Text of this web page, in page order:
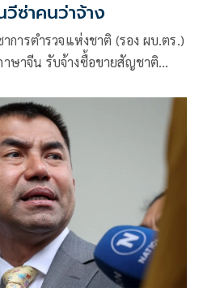
ซ่าคนว่าจ้าง
ารตำรวจแห่งชาติ (รอง ผบ.ตร.)
ษาจีน รับจ้างซื้อขายสัญชาติ
กดิ์ สุขวิมล ผู้บัญชาการตำรวจแห่ง